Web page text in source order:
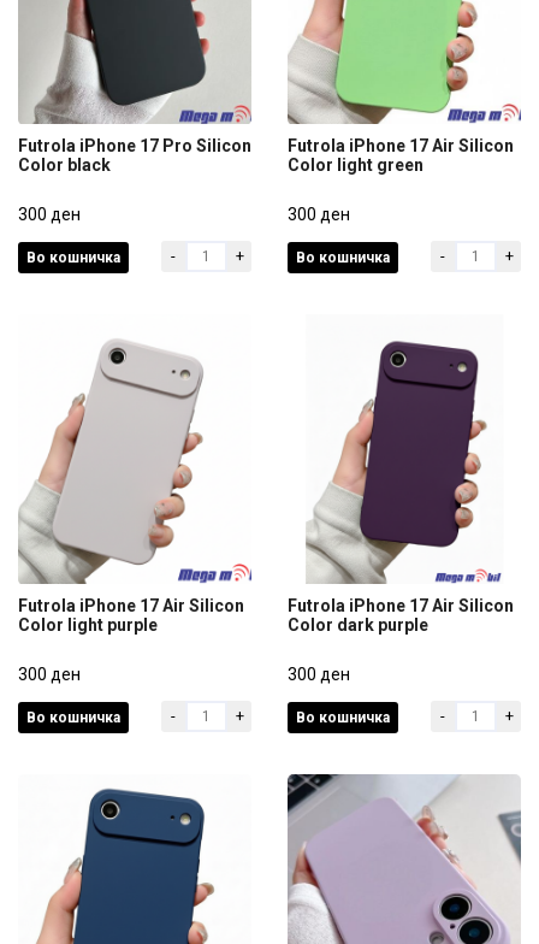
Color black
300 ден
Futrola iPhone 17 Pro Silicon
Color black
300 ден
Во кошничка - +
Color light green
300 ден
Futrola iPhone 17 Air Silicon
Color light green
300 ден
Во кошничка - +
Color light purple
300 ден
Futrola iPhone 17 Air Silicon
Color light purple
300 ден
Во кошничка - +
Color dark purple
300 ден
Futrola iPhone 17 Air Silicon
Color dark purple
300 ден
Во кошничка - +